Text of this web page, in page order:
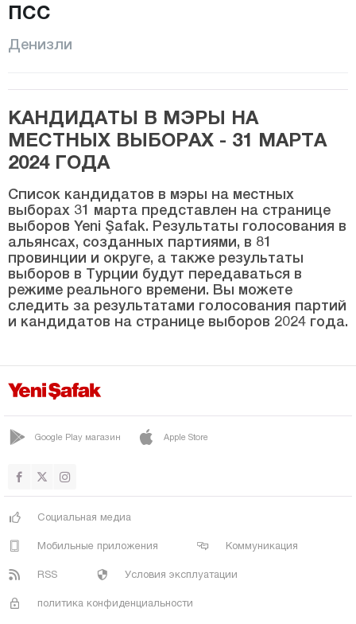
ЧИВРИЛ
ГЮНЕЙ
ХОНАЗ
КАЛЕ
МЕРКЕЗЕФЕНДИ
ПАМУККАЛЕ
САРАЙКОЙ
СЕРИНХИСАР
Диярбакыр
Дюздже
Эдирне
Эрзинджан
ПСС
Денизли
КАНДИДАТЫ В МЭРЫ НА
МЕСТНЫХ ВЫБОРАХ - 31 МАРТА
2024 ГОДА
Список кандидатов в мэры на местных
выборах 31 марта представлен на странице
выборов Yeni Şafak. Результаты голосования в
альянсах, созданных партиями, в 81
провинции и округе, а также результаты
выборов в Турции будут передаваться в
режиме реального времени. Вы можете
следить за результатами голосования партий
и кандидатов на странице выборов 2024 года.
Google Play магазин Apple Store
Социальная медиа
Мобильные приложения Коммуникация
RSS Условия эксплуатации
политика конфиденциальности